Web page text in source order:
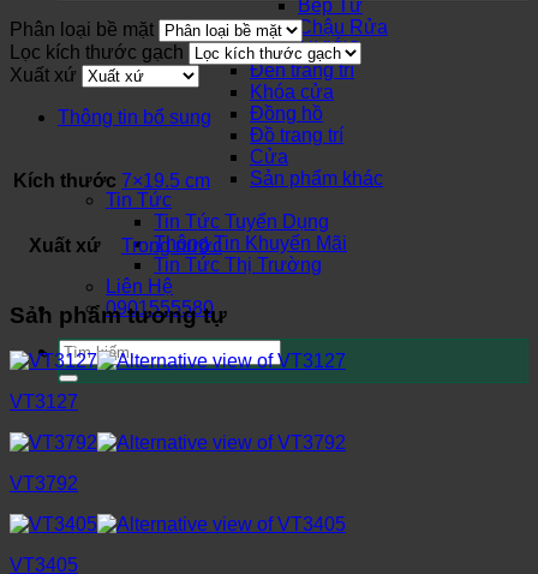
Bếp Từ
Chậu Rửa
SƠN NƯỚC
Đèn trang trí
Khóa cửa
Đồng hồ
Đồ trang trí
Cửa
Sản phẩm khác
Tin Tức
Tin Tức Tuyển Dụng
Thông Tin Khuyến Mãi
Tin Tức Thị Trường
Liên Hệ
0901555580
Tìm
kiếm:
Phân loại bề mặt
Lọc kích thước gạch
Xuất xứ
Thông tin bổ sung
Kích thước 7×19.5 cm
Xuất xứ Trong nước
Sản phẩm tương tự
VT3127
VT3792
VT3405